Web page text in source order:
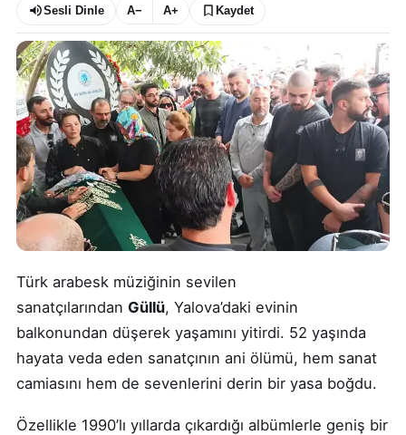
Sesli Dinle A− A+ Kaydet
Türk arabesk müziğinin sevilen
sanatçılarından Güllü, Yalova’daki evinin
balkonundan düşerek yaşamını yitirdi. 52 yaşında
hayata veda eden sanatçının ani ölümü, hem sanat
camiasını hem de sevenlerini derin bir yasa boğdu.
Özellikle 1990’lı yıllarda çıkardığı albümlerle geniş bir